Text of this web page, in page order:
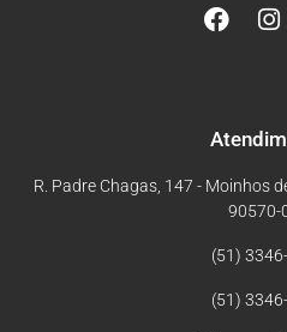
R. Padre Chagas, 147 - Moinhos
90570-
(51)
(51)